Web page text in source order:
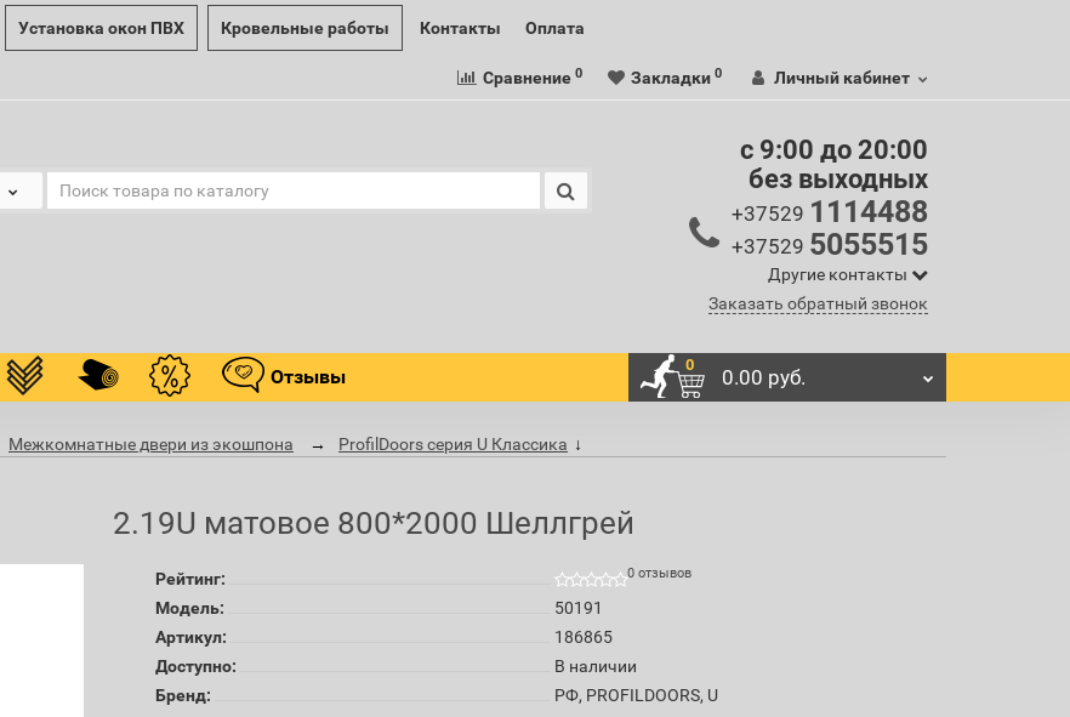
Установка окон ПВХ Кровельные работы Контакты Оплата
Сравнение 0 Закладки 0 Личный кабинет
c 9:00 до 20:00
без выходных
+37529 1114488
+37529 5055515
Другие контакты
Заказать обратный звонок
Отзывы
0
0.00 руб.
Межкомнатные двери из экошпона ProfilDoors серия U Классика
2.19U матовое 800*2000 Шеллгрей
Рейтинг: 0 отзывов
Модель:
50191
Артикул:
186865
Доступно:
В наличии
Бренд:
РФ, PROFILDOORS, U